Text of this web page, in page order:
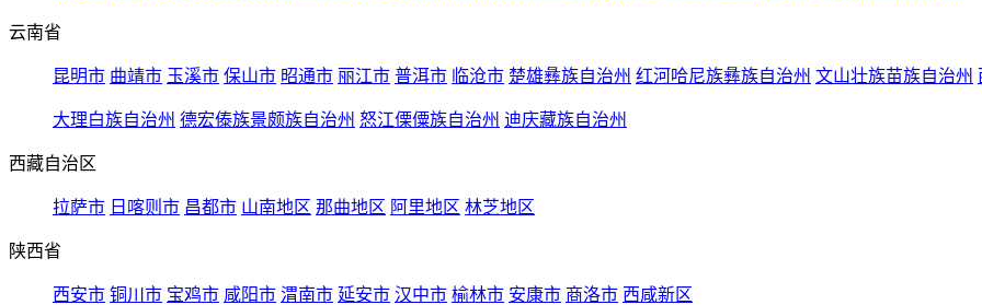
云南省
昆明市 曲靖市 玉溪市 保山市 昭通市 丽江市 普洱市 临沧市 楚雄彝族自治州 红河哈尼族彝族自治州 文山壮族苗族自治州
大理白族自治州 德宏傣族景颇族自治州 怒江傈僳族自治州 迪庆藏族自治州
西藏自治区
拉萨市 日喀则市 昌都市 山南地区 那曲地区 阿里地区 林芝地区
陕西省
西安市 铜川市 宝鸡市 咸阳市 渭南市 延安市 汉中市 榆林市 安康市 商洛市 西咸新区